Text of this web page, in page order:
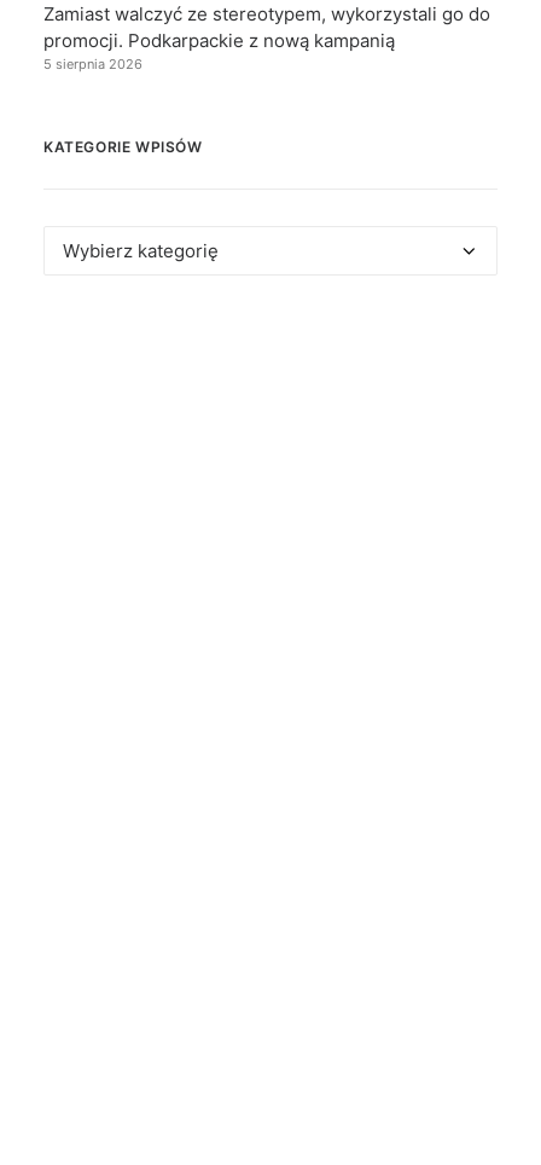
Zamiast walczyć ze stereotypem, wykorzystali go do
promocji. Podkarpackie z nową kampanią
5 sierpnia 2026
KATEGORIE WPISÓW
Kategorie